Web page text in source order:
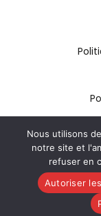
Copyright ©
Nous utilisons
notre site et
refuser en
Autoriser